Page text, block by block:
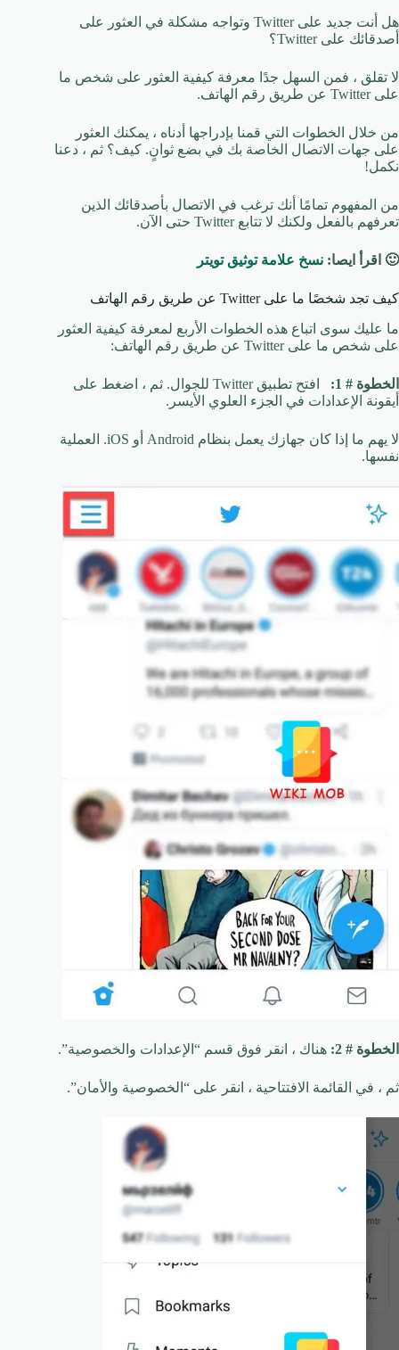
هل أنت جديد على Twitter وتواجه مشكلة في العثور على
أصدقائك على Twitter؟
لا تقلق ، فمن السهل جدًا معرفة كيفية العثور على شخص ما
على Twitter عن طريق رقم الهاتف.
من خلال الخطوات التي قمنا بإدراجها أدناه ، يمكنك العثور
على جهات الاتصال الخاصة بك في بضع ثوانٍ. كيف؟ ثم ، دعنا
نكمل!
من المفهوم تمامًا أنك ترغب في الاتصال بأصدقائك الذين
تعرفهم بالفعل ولكنك لا تتابع Twitter حتى الآن.
🙂 اقرأ ايصا: نسخ علامة توثيق تويتر
كيف تجد شخصًا ما على Twitter عن طريق رقم الهاتف
ما عليك سوى اتباع هذه الخطوات الأربع لمعرفة كيفية العثور
على شخص ما على Twitter عن طريق رقم الهاتف:
الخطوة # 1:
افتح تطبيق Twitter للجوال. ثم ، اضغط على
أيقونة الإعدادات في الجزء العلوي الأيسر.
لا يهم ما إذا كان جهازك يعمل بنظام Android أو iOS. العملية
نفسها.
الخطوة # 2: هناك ، انقر فوق قسم “الإعدادات والخصوصية”.
ثم ، في القائمة الافتتاحية ، انقر على “الخصوصية والأمان”.